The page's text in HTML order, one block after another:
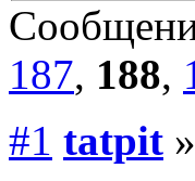
187, 188,
#1 tatpit